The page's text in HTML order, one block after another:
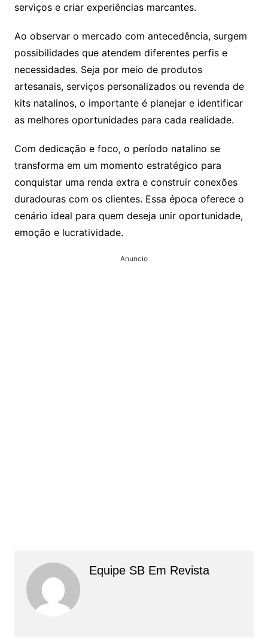
serviços e criar experiências marcantes.
Ao observar o mercado com antecedência, surgem
possibilidades que atendem diferentes perfis e
necessidades. Seja por meio de produtos
artesanais, serviços personalizados ou revenda de
kits natalinos, o importante é planejar e identificar
as melhores oportunidades para cada realidade.
Com dedicação e foco, o período natalino se
transforma em um momento estratégico para
conquistar uma renda extra e construir conexões
duradouras com os clientes. Essa época oferece o
cenário ideal para quem deseja unir oportunidade,
emoção e lucratividade.
Anuncio
Equipe SB Em Revista